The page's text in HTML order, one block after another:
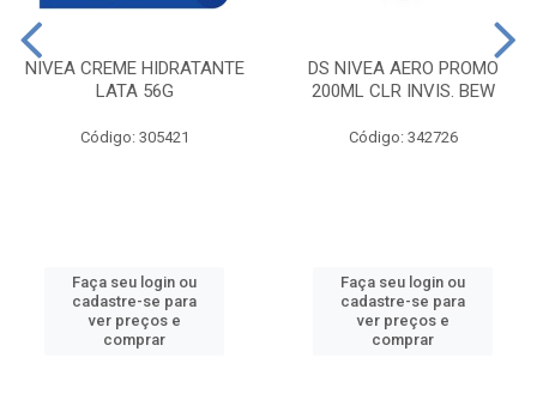
NIVEA CREME HIDRATANTE
LATA 56G
Código: 305421
Faça seu login ou
cadastre-se para
ver preços e
comprar
DS NIVEA AERO PROMO
200ML CLR INVIS. BEW
Código: 342726
Faça seu login ou
cadastre-se para
ver preços e
comprar